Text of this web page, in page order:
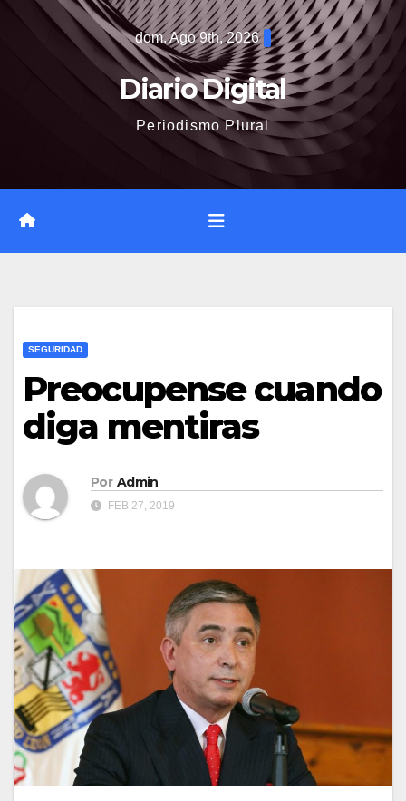
dom. Ago 9th, 2026
Diario Digital
Periodismo Plural
SEGURIDAD
Preocupense cuando
diga mentiras
Por Admin
FEB 27, 2019